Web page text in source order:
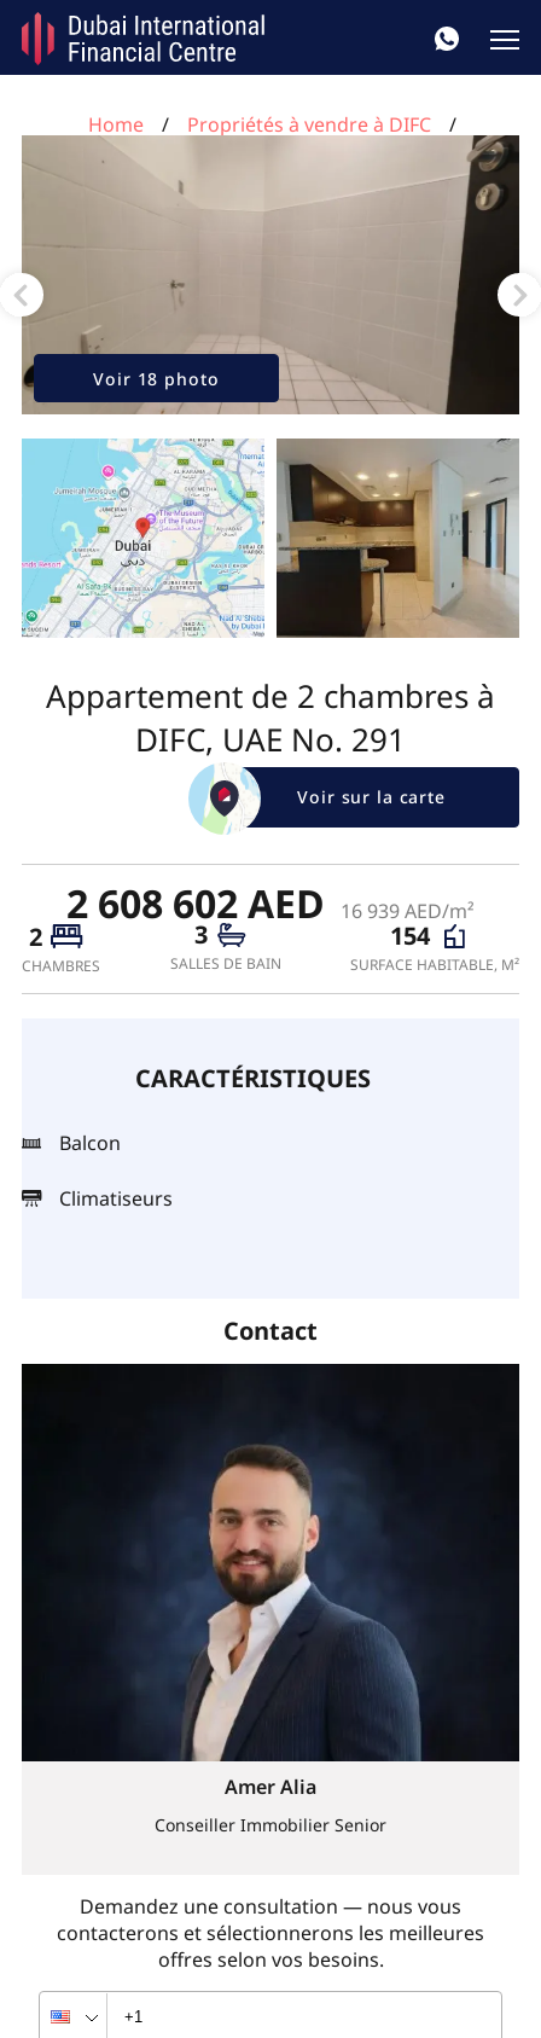
Home
Propriétés à vendre à DIFC
Appartement de 2 chambres à DIFC, UAE No. 291
Voir 18 photo
Appartement de 2 chambres à
DIFC, UAE No. 291
Voir sur la carte
2 608 602 AED 16 939 AED/m²
2
CHAMBRES
3
SALLES DE BAIN
154
SURFACE HABITABLE, M²
CARACTÉRISTIQUES
Balcon
Climatiseurs
Contact
Demandez une consultation — nous vous
contacterons et sélectionnerons les meilleures
offres selon vos besoins.
Amer Alia
Conseiller Immobilier Senior